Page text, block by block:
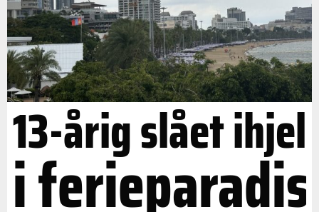
13-årig slået ihjel
i ferieparadis